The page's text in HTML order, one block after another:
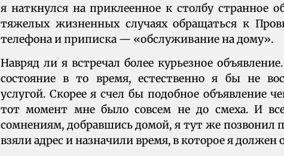
я наткнулся на приклеенное к столбу странное
тяжелых жизненных случаях обращаться к
телефона и приписка — «обслуживание на дому».
Навряд ли я встречал более курьезное
состояние в то время, естественно я бы не
услугой. Скорее я счел бы подобное объявление
тот момент мне было совсем не до смеха. И
сомнениям, добравшись домой, я тут же позвонил
взяли адрес и назначили время, в которое я